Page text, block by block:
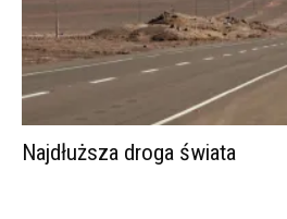
Najdłuższa droga świata